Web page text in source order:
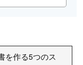
を作る5つのス